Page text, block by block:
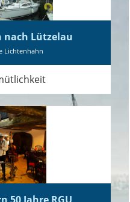
nach Lützelau
Lichtenhahn
50 Jahre RGU